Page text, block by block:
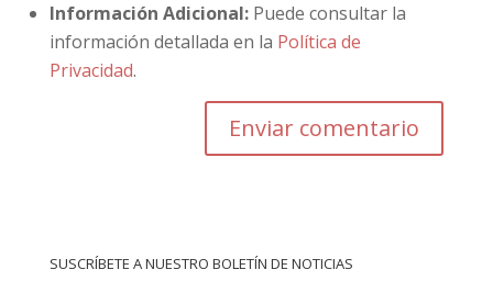
Información Adicional:Puede consultar la
información detallada en la Política de
Privacidad.
SUSCRÍBETE A NUESTRO BOLETÍN DE NOTICIAS